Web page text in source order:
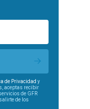
de Privacidad y
aceptas recibir
de GFR
de los